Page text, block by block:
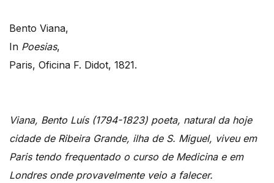
Bento Viana,
In Poesias,
Paris, Oficina F. Didot, 1821.
Viana, Bento Luís (1794-1823) poeta, natural da hoje
cidade de Ribeira Grande, ilha de S. Miguel, viveu em
Paris tendo frequentado o curso de Medicina e em
Londres onde provavelmente veio a falecer.